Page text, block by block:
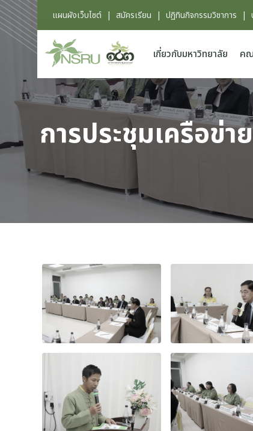
แผนผังเว็บไซต์ | สมัครเรียน | ปฏิทินกิจกรรมวิชาการ |
เกี่ยวกับมหาวิทยาลัย ค
การประชุมเครือข่